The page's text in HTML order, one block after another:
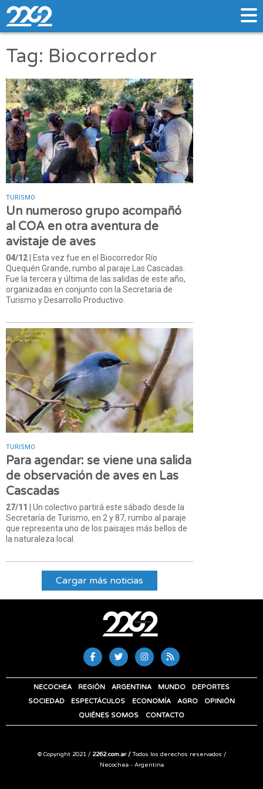
Tag: Biocorredor
TURISMO
Un numeroso grupo acompañó
al COA en otra aventura de
avistaje de aves
04/12 | Esta vez fue en el Biocorredor Río
Quequén Grande, rumbo al paraje Las Cascadas.
Fue la tercera y última de las salidas de este año,
organizadas en conjunto con la Secretaría de
Turismo y Desarrollo Productivo.
TURISMO
Para agendar: se viene una salida
de observación de aves en Las
Cascadas
27/11
| Un colectivo partirá este sábado desde la
Secretaría de Turismo, en 2 y 87, rumbo al paraje
que representa uno de los paisajes más bellos de
la naturaleza local.
Cargar más noticias
NECOCHEA REGIÓN ARGENTINA MUNDO
DEPORTES
SOCIEDAD
ESPECTÁCULOS ECONOMÍA AGRO
OPINIÓN
QUIÉNES SOMOS
CONTACTO
© Copyright 2021 / 2262.com.ar /Todos los derechos reservados /
Necochea - Argentina